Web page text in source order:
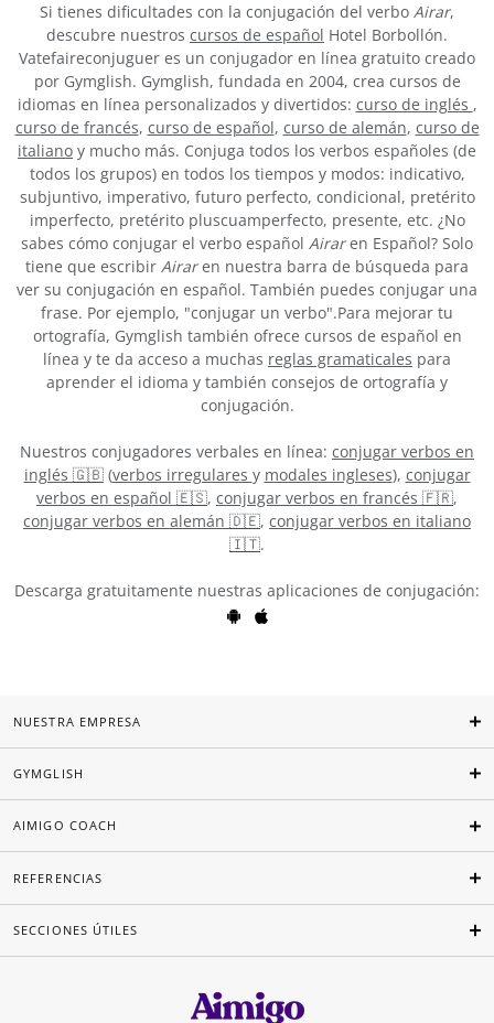
Si tienes dificultades con la conjugación del verbo Airar,
descubre nuestros cursos de español Hotel Borbollón.
Vatefaireconjuguer es un conjugador en línea gratuito creado
por Gymglish. Gymglish, fundada en 2004, crea cursos de
idiomas en línea personalizados y divertidos: curso de inglés ,
curso de francés, curso de español, curso de alemán, curso de
italiano y mucho más. Conjuga todos los verbos españoles (de
todos los grupos) en todos los tiempos y modos: indicativo,
subjuntivo, imperativo, futuro perfecto, condicional, pretérito
imperfecto, pretérito pluscuamperfecto, presente, etc. ¿No
sabes cómo conjugar el verbo español Airaren Español? Solo
tiene que escribir Airaren nuestra barra de búsqueda para
ver su conjugación en español. También puedes conjugar una
frase. Por ejemplo, "conjugar un verbo".Para mejorar tu
ortografía, Gymglish también ofrece cursos de español en
línea y te da acceso a muchas reglas gramaticales para
aprender el idioma y también consejos de ortografía y
conjugación.
Nuestros conjugadores verbales en línea: conjugar verbos en
inglés 🇬🇧(verbos irregulares y modales ingleses), conjugar
verbos en español 🇪🇸, conjugar verbos en francés 🇫🇷,
conjugar verbos en alemán 🇩🇪, conjugar verbos en italiano
🇮🇹.
Descarga gratuitamente nuestras aplicaciones de conjugación:
NUESTRA EMPRESA
GYMGLISH
AIMIGO COACH
REFERENCIAS
SECCIONES ÚTILES